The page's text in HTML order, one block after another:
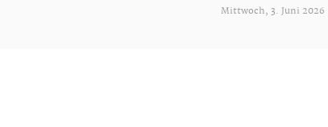
Mittwoch, 3. Juni 2026